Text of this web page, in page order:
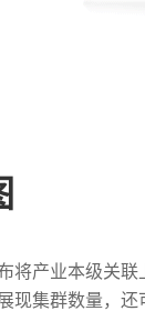
将产业本级关
现集群数量，